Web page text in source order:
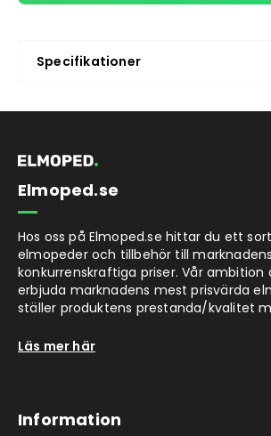
Specifikationer
Elmoped.se
Hos oss på Elmoped.se hittar du ett
elmopeder och tillbehör till
konkurrenskraftiga priser. Vår
erbjuda marknadens mest prisvärda
ställer produktens prestanda/kvalitet
Läs mer här
Information